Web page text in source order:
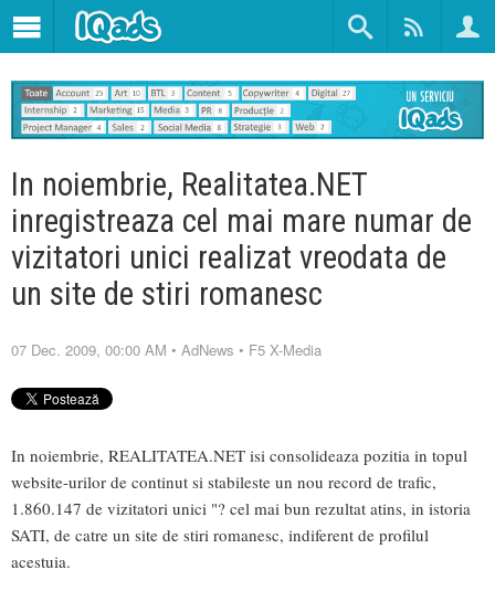
In noiembrie, Realitatea.NET
inregistreaza cel mai mare numar de
vizitatori unici realizat vreodata de
un site de stiri romanesc
07 Dec. 2009, 00:00 AM • AdNews • F5 X-Media
In noiembrie, REALITATEA.NET isi consolideaza pozitia in topul
website-urilor de continut si stabileste un nou record de trafic,
1.860.147 de vizitatori unici "? cel mai bun rezultat atins, in istoria
SATI, de catre un site de stiri romanesc, indiferent de profilul
acestuia.